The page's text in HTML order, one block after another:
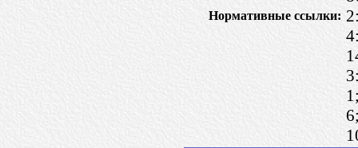
Нормативные ссылки: